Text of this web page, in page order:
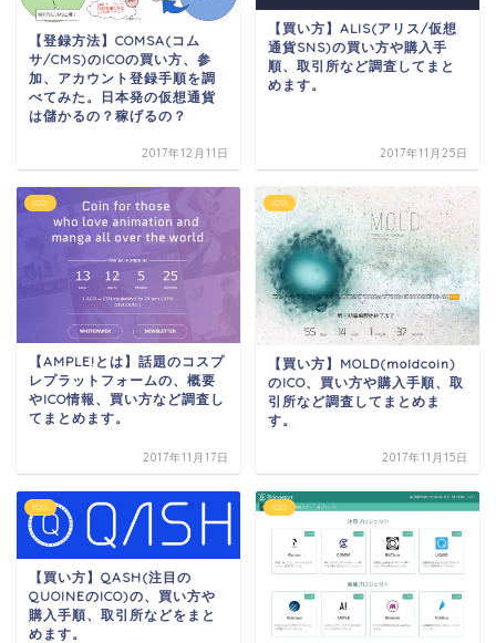
【登録方法】COMSA(コム
サ/CMS)のICOの買い方、参
加、アカウント登録手順を調
べてみた。日本発の仮想通貨
は儲かるの？稼げるの？
2017年12月11日
【買い方】ALIS(アリス/仮想
通貨SNS)の買い方や購入手
順、取引所など調査してまと
めます。
2017年11月25日
ICO
【AMPLE!とは】話題のコスプ
レプラットフォームの、概要
やICO情報、買い方など調査し
てまとめます。
2017年11月17日
ICO
【買い方】MOLD(moldcoin)
のICO、買い方や購入手順、取
引所など調査してまとめま
す。
2017年11月15日
ICO
【買い方】QASH(注目の
QUOINEのICO)の、買い方や
購入手順、取引所などをまと
めます。
ICO